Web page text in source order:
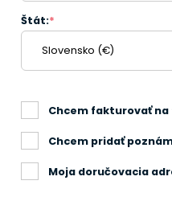
Štát:*
Chcem fakturovať
Chcem pridať
Moja doručovacia